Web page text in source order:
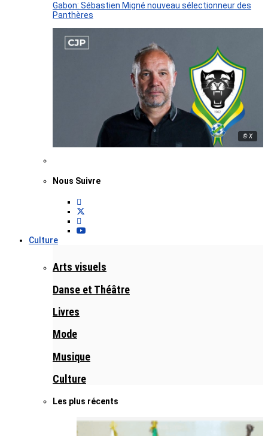
Gabon: Sébastien Migné nouveau sélectionneur des
Panthères
© X
Nous Suivre
Culture
Arts visuels
Danse et Théâtre
Livres
Mode
Musique
Culture
Les plus récents